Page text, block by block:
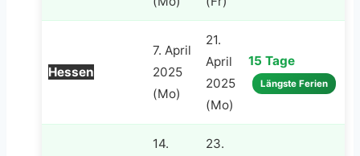
Hessen
7. April
2025
(Mo)
21.
April
2025
(Mo)
15 Tage
Längste Ferien
14.
23.